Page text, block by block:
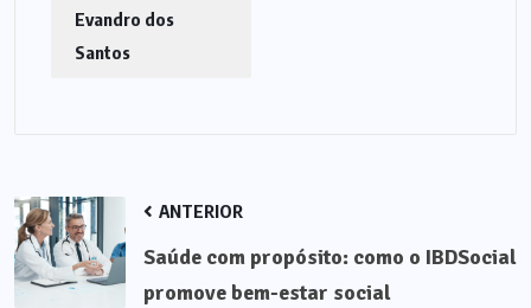
Evandro dos
Santos
ANTERIOR
Saúde com propósito: como o IBDSocial
promove bem-estar social